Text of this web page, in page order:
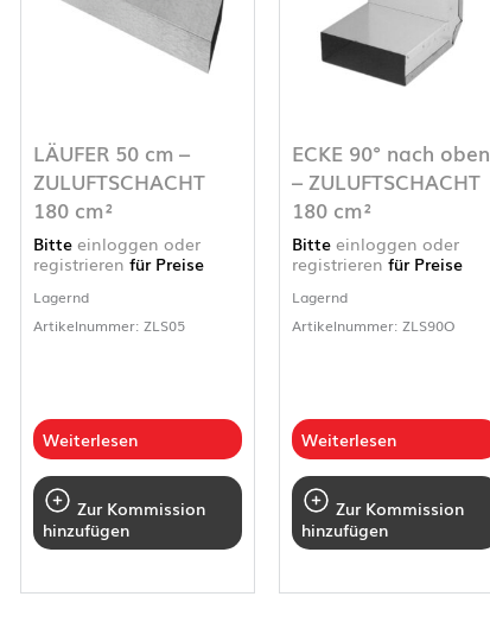
LÄUFER 50 cm –
ZULUFTSCHACHT
180 cm²
Bitte einloggen oder
registrieren für Preise
Lagernd
Artikelnummer: ZLS05
Weiterlesen
Zur Kommission
hinzufügen
ECKE 90° nach oben
– ZULUFTSCHACHT
180 cm²
Bitte einloggen oder
registrieren für Preise
Lagernd
Artikelnummer: ZLS90O
Weiterlesen
Zur Kommission
hinzufügen